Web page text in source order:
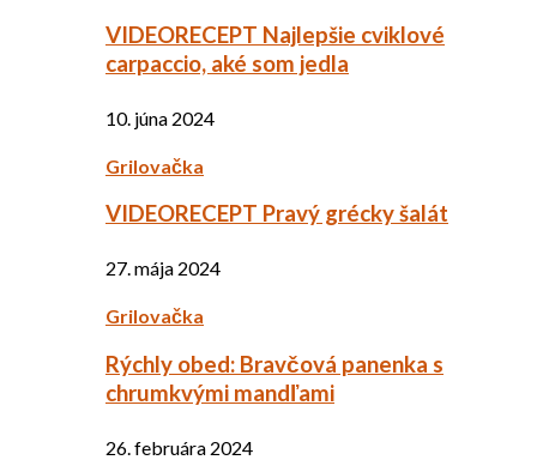
VIDEORECEPT Najlepšie cviklové
carpaccio, aké som jedla
10. júna 2024
Grilovačka
VIDEORECEPT Pravý grécky šalát
27. mája 2024
Grilovačka
Rýchly obed: Bravčová panenka s
chrumkvými mandľami
26. februára 2024